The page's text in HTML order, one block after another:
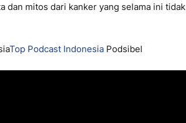
dan mitos dari kanker yang selama ini tidak
Top Podcast Indonesia Podsibel